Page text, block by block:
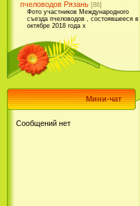
пчеловодов Рязань [86]
Фото участников Международного
съезда пчеловодов , состоявшееся в
октябре 2018 года х
Мини-чат